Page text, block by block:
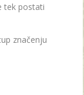
tek postati
značenju